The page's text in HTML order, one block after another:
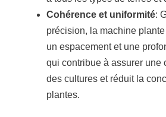
Cohérence et uniformité:
précision, la machine
un espacement et une
qui contribue à assurer une
des cultures et réduit la
plantes.